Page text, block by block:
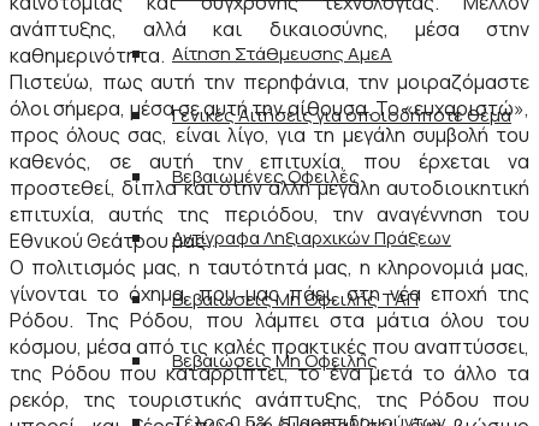
Αίτηση Στάθμευσης ΑμεΑ
Γενικές Αιτήσεις για οποιοδήποτε θέμα
Βεβαιωμένες Οφειλές
Αντίγραφα Ληξιαρχικών Πράξεων
Βεβαιώσεις Μη Οφειλής ΤΑΠ
Βεβαιώσεις Μη Οφειλής
ανάπτυξης, αλλά και δικαιοσύνης, μέσα στην
καθημερινότητα.
Πιστεύω, πως αυτή την περηφάνια, την μοιραζόμαστε
όλοι σήμερα, μέσα σε αυτή την αίθουσα. Το «ευχαριστώ»,
προς όλους σας, είναι λίγο, για τη μεγάλη συμβολή του
καθενός, σε αυτή την επιτυχία, που έρχεται να
προστεθεί, δίπλα και στην άλλη μεγάλη αυτοδιοικητική
επιτυχία, αυτής της περιόδου, την αναγέννηση του
Εθνικού Θεάτρου μας.
Ο πολιτισμός μας, η ταυτότητά μας, η κληρονομιά μας,
γίνονται το όχημα, που μας πάει, στη νέα εποχή της
Ρόδου. Της Ρόδου, που λάμπει στα μάτια όλου του
κόσμου, μέσα από τις καλές πρακτικές που αναπτύσσει,
της Ρόδου που καταρρίπτει, το ένα μετά το άλλο τα
ρεκόρ, της τουριστικής ανάπτυξης, της Ρόδου που